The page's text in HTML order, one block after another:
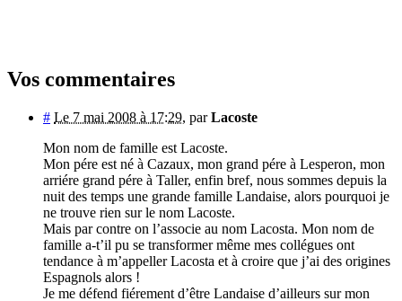
Vos commentaires
# Le 7 mai 2008 à 17:29, parLacoste
Mon nom de famille est Lacoste.
Mon pére est né à Cazaux, mon grand pére à Lesperon, mon
arriére grand pére à Taller, enfin bref, nous sommes depuis la
nuit des temps une grande famille Landaise, alors pourquoi je
ne trouve rien sur le nom Lacoste.
Mais par contre on l’associe au nom Lacosta. Mon nom de
famille a-t’il pu se transformer même mes collégues ont
tendance à m’appeller Lacosta et à croire que j’ai des origines
Espagnols alors !
Je me défend fiérement d’être Landaise d’ailleurs sur mon